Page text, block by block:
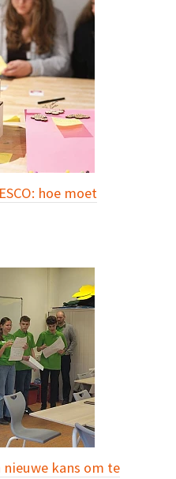
hoe moet
nieuwe kans om te